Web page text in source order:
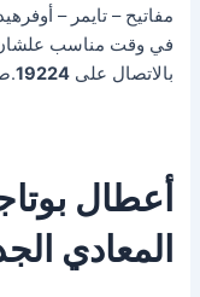
مفاتيح – تايمر –
في وقت مناسب علشان
بالاتصال على19224
أعطال
المعادي